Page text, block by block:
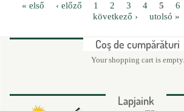
« első ‹ előző 1 2 3 4 5 6
következő ›
utolsó »
Coş de cumpărături
Your shopping cart is empty.
Lapjaink